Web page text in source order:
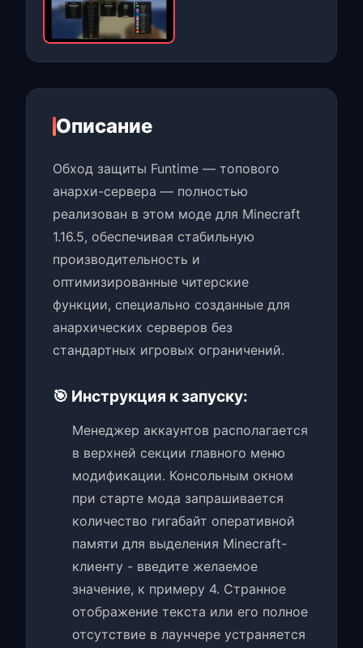
Описание
Обход защиты Funtime — топового
анархи-сервера — полностью
реализован в этом моде для Minecraft
1.16.5, обеспечивая стабильную
производительность и
оптимизированные читерские
функции, специально созданные для
анархических серверов без
стандартных игровых ограничений.
🎯 Инструкция к запуску:
Менеджер аккаунтов располагается
в верхней секции главного меню
модификации. Консольным окном
при старте мода запрашивается
количество гигабайт оперативной
памяти для выделения Minecraft-
клиенту - введите желаемое
значение, к примеру 4. Странное
отображение текста или его полное
отсутствие в лаунчере устраняется